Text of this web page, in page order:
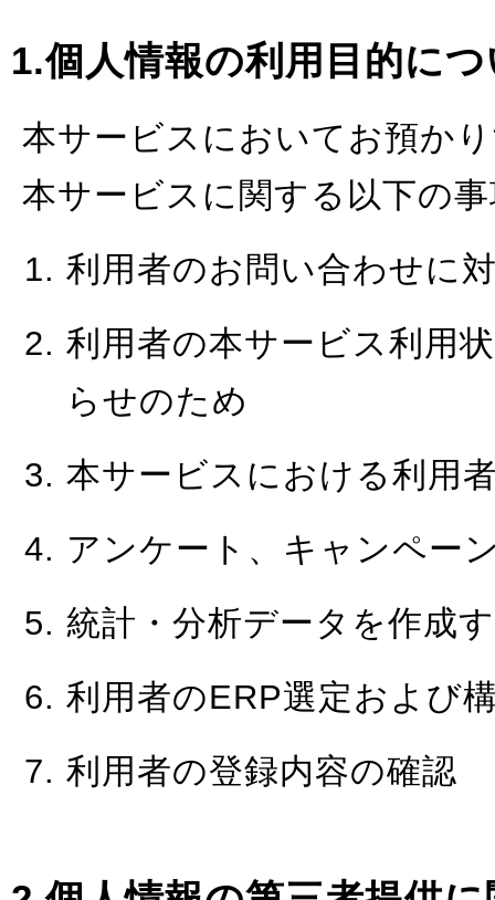
1.個人情報の利用目的に
本サービスにおいてお預か
本サービスに関する以下の
利用者のお問い合わせに
利用者の本サービス利用
らせのため
本サービスにおける利用
アンケート、キャンペー
統計・分析データを作成
利用者のERP選定および
利用者の登録内容の確認